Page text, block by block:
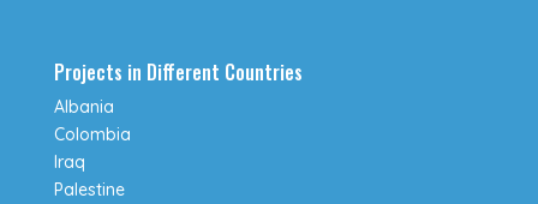
Projects in Different Countries
Albania
Colombia
Iraq
Palestine